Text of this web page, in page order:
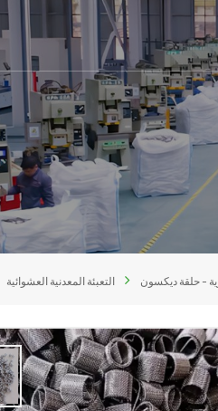
التعبئة المعدنية العشوائية - حلقة ديكسون